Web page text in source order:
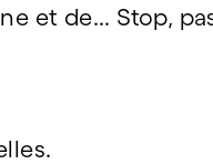
et de... Stop,